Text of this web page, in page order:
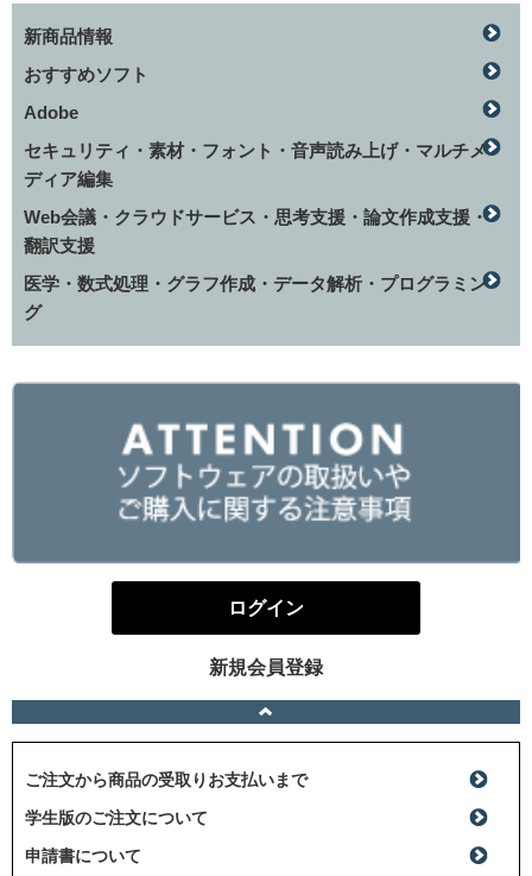
新商品情報
おすすめソフト
Adobe
セキュリティ・素材・フォント・音声読み上げ・マルチメ
ディア編集
Web会議・クラウドサービス・思考支援・論文作成支援・
翻訳支援
医学・数式処理・グラフ作成・データ解析・プログラミン
グ
ログイン
新規会員登録
ご注文から商品の受取りお支払いまで
学生版のご注文について
申請書について